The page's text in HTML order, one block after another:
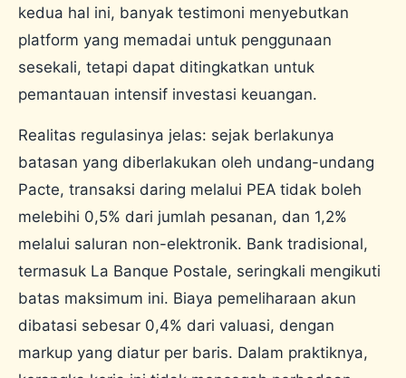
kedua hal ini, banyak testimoni menyebutkan
platform yang memadai untuk penggunaan
sesekali, tetapi dapat ditingkatkan untuk
pemantauan intensif investasi keuangan.
Realitas regulasinya jelas: sejak berlakunya
batasan yang diberlakukan oleh undang-undang
Pacte, transaksi daring melalui PEA tidak boleh
melebihi 0,5% dari jumlah pesanan, dan 1,2%
melalui saluran non-elektronik. Bank tradisional,
termasuk La Banque Postale, seringkali mengikuti
batas maksimum ini. Biaya pemeliharaan akun
dibatasi sebesar 0,4% dari valuasi, dengan
markup yang diatur per baris. Dalam praktiknya,